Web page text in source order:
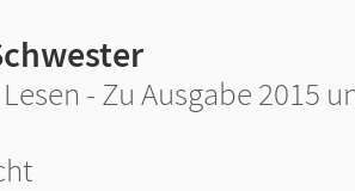
- Zu Ausgabe 2015